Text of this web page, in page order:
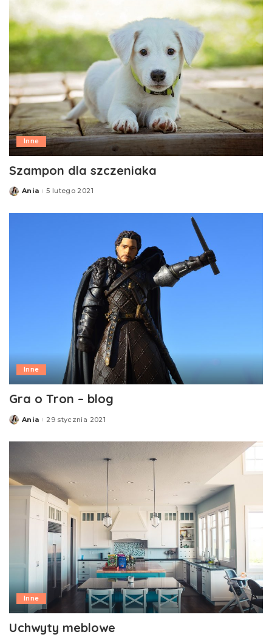
Inne
Szampon dla szczeniaka
Posted
Ania 5 lutego 2021
Inne
Gra o Tron – blog
Posted
Ania 29 stycznia 2021
Inne
Uchwyty meblowe